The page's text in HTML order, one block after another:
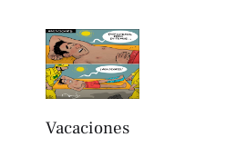
Vacaciones